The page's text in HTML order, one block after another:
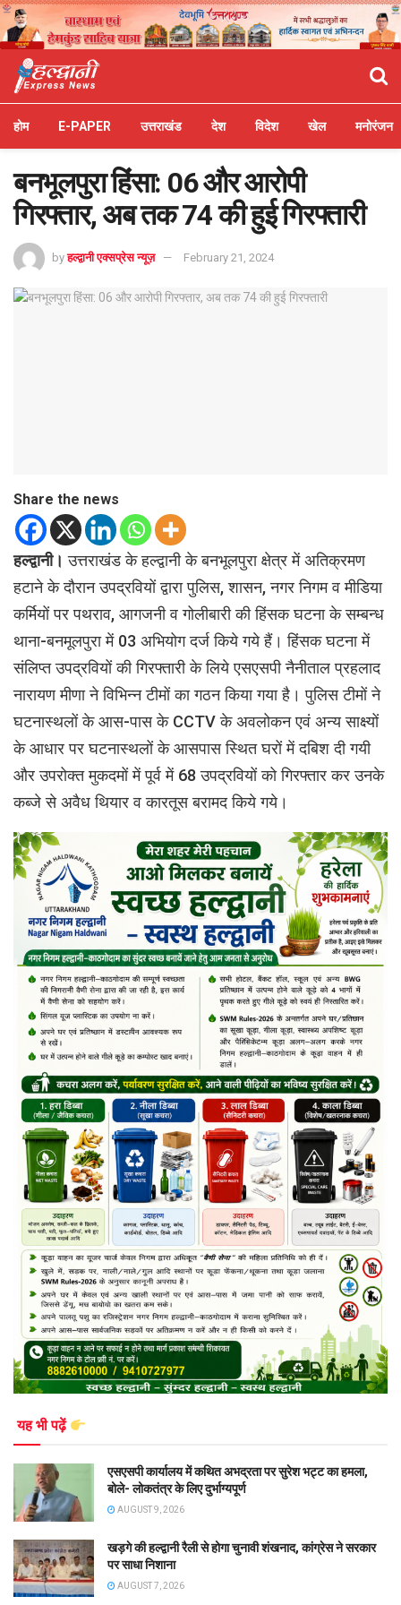
होम E-PAPER उत्तराखंड देश विदेश खेल मनोरंजन
बनभूलपुरा हिंसा: 06 और आरोपी
गिरफ्तार, अब तक 74 की हुई गिरफ्तारी
by हल्द्वानी एक्सप्रेस न्यूज़ February 21, 2024
Share the news
हल्द्वानी।उत्तराखंड के हल्द्वानी के बनभूलपुरा क्षेत्र में अतिक्रमण
हटाने के दौरान उपद्रवियों द्वारा पुलिस, शासन, नगर निगम व मीडिया
कर्मियों पर पथराव, आगजनी व गोलीबारी की हिंसक घटना के सम्बन्ध
थाना-बनमूलपुरा में 03 अभियोग दर्ज किये गये हैं। हिंसक घटना में
संलिप्त उपद्रवियों की गिरफ्तारी के लिये एसएसपी नैनीताल प्रहलाद
नारायण मीणा ने विभिन्न टीमों का गठन किया गया है। पुलिस टीमों ने
घटनास्थलों के आस-पास के CCTV के अवलोकन एवं अन्य साक्ष्यों
के आधार पर घटनास्थलों के आसपास स्थित घरों में दबिश दी गयी
और उपरोक्त मुकदमों में पूर्व में 68 उपद्रवियों को गिरफ्तार कर उनके
कब्जे से अवैध थियार व कारतूस बरामद किये गये।
यह भी पढ़ें
एसएसपी कार्यालय में कथित अभद्रता पर सुरेश भट्ट का हमला,
बोले- लोकतंत्र के लिए दुर्भाग्यपूर्ण
AUGUST 9, 2026
खड़गे की हल्द्वानी रैली से होगा चुनावी शंखनाद, कांग्रेस ने सरकार
पर साधा निशाना
AUGUST 7, 2026